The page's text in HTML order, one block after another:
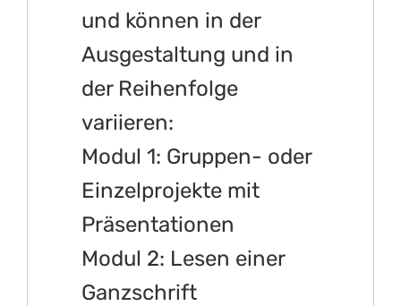
und können in der
Ausgestaltung und in
der Reihenfolge
variieren:
Modul 1: Gruppen- oder
Einzelprojekte mit
Präsentationen
Modul 2: Lesen einer
Ganzschrift